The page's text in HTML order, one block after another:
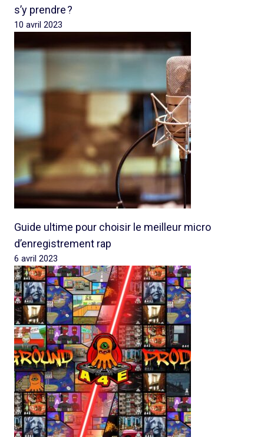
s’y prendre ?
10 avril 2023
Guide ultime pour choisir le meilleur micro
d’enregistrement rap
6 avril 2023